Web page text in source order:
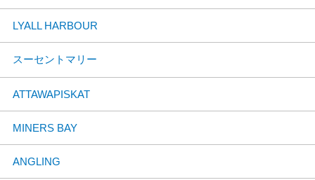
LYALL HARBOUR
スーセントマリー
ATTAWAPISKAT
MINERS BAY
ANGLING